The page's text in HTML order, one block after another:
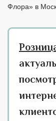
Флора» в